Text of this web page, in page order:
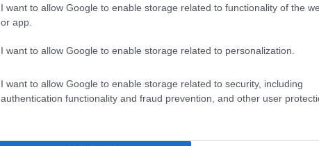
I want to allow Google to enable storage related to functionality of the
or app.
I want to allow Google to enable storage related to personalization.
I want to allow Google to enable storage related to security, including
authentication functionality and fraud prevention, and other user
16/06/